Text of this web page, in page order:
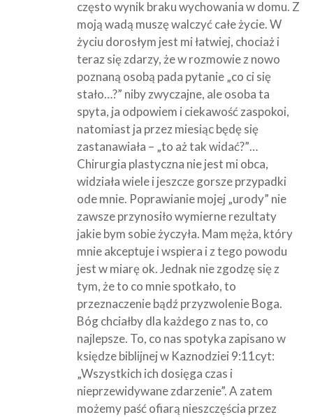
często wynik braku wychowania w domu. Z
moją wadą muszę walczyć całe życie. W
życiu dorosłym jest mi łatwiej, chociaż i
teraz się zdarzy, że w rozmowie z nowo
poznaną osobą pada pytanie „co ci się
stało…?” niby zwyczajne, ale osoba ta
spyta, ja odpowiem i ciekawość zaspokoi,
natomiast ja przez miesiąc będę się
zastanawiała – „to aż tak widać?”…
Chirurgia plastyczna nie jest mi obca,
widziała wiele i jeszcze gorsze przypadki
ode mnie. Poprawianie mojej „urody” nie
zawsze przynosiło wymierne rezultaty
jakie bym sobie życzyła. Mam męża, który
mnie akceptuje i wspiera i z tego powodu
jest w miarę ok. Jednak nie zgodzę się z
tym, że to co mnie spotkało, to
przeznaczenie bądź przyzwolenie Boga.
Bóg chciałby dla każdego z nas to, co
najlepsze. To, co nas spotyka zapisano w
księdze biblijnej w Kaznodziei 9:11cyt:
„Wszystkich ich dosięga czas i
nieprzewidywane zdarzenie”. A zatem
możemy paść ofiarą nieszczęścia przez